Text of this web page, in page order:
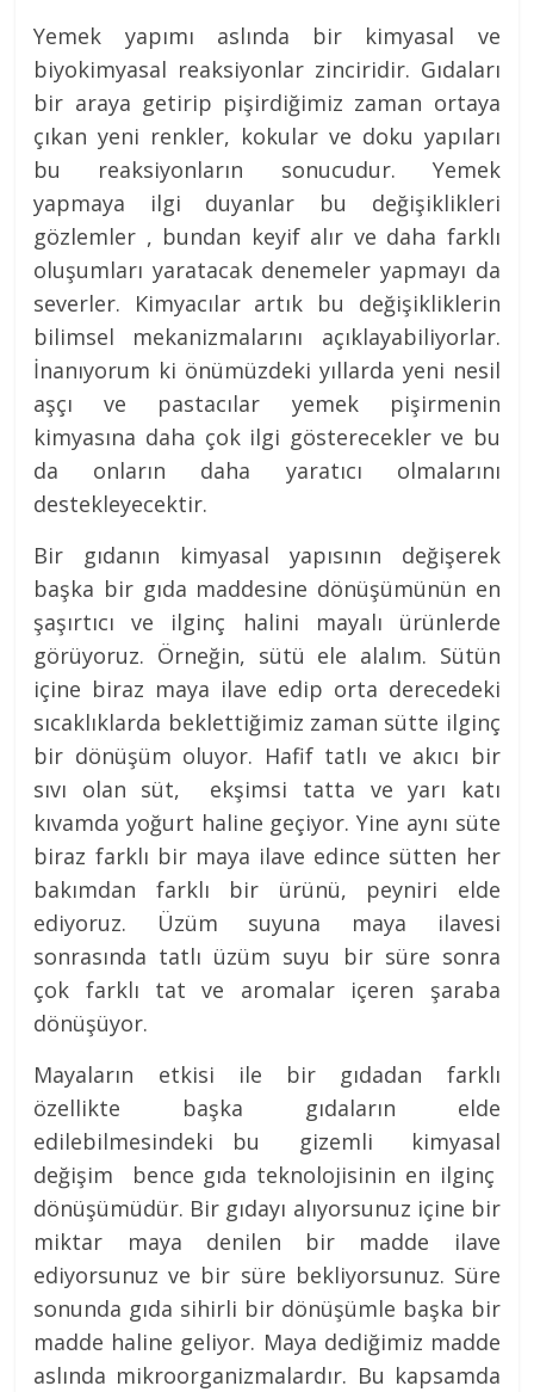
Yemek yapımı aslında bir kimyasal ve
biyokimyasal reaksiyonlar zinciridir. Gıdaları
bir araya getirip pişirdiğimiz zaman ortaya
çıkan yeni renkler, kokular ve doku yapıları
bu reaksiyonların sonucudur. Yemek
yapmaya ilgi duyanlar bu değişiklikleri
gözlemler , bundan keyif alır ve daha farklı
oluşumları yaratacak denemeler yapmayı da
severler. Kimyacılar artık bu değişikliklerin
bilimsel mekanizmalarını açıklayabiliyorlar.
İnanıyorum ki önümüzdeki yıllarda yeni nesil
aşçı ve pastacılar yemek pişirmenin
kimyasına daha çok ilgi gösterecekler ve bu
da onların daha yaratıcı olmalarını
destekleyecektir.
Bir gıdanın kimyasal yapısının değişerek
başka bir gıda maddesine dönüşümünün en
şaşırtıcı ve ilginç halini mayalı ürünlerde
görüyoruz. Örneğin, sütü ele alalım. Sütün
içine biraz maya ilave edip orta derecedeki
sıcaklıklarda beklettiğimiz zaman sütte ilginç
bir dönüşüm oluyor. Hafif tatlı ve akıcı bir
sıvı olan süt, ekşimsi tatta ve yarı katı
kıvamda yoğurt haline geçiyor. Yine aynı süte
biraz farklı bir maya ilave edince sütten her
bakımdan farklı bir ürünü, peyniri elde
ediyoruz. Üzüm suyuna maya ilavesi
sonrasında tatlı üzüm suyu bir süre sonra
çok farklı tat ve aromalar içeren şaraba
dönüşüyor.
Mayaların etkisi ile bir gıdadan farklı
özellikte başka gıdaların elde
edilebilmesindeki bu gizemli kimyasal
değişim bence gıda teknolojisinin en ilginç
dönüşümüdür. Bir gıdayı alıyorsunuz içine bir
miktar maya denilen bir madde ilave
ediyorsunuz ve bir süre bekliyorsunuz. Süre
sonunda gıda sihirli bir dönüşümle başka bir
madde haline geliyor. Maya dediğimiz madde
aslında mikroorganizmalardır. Bu kapsamda